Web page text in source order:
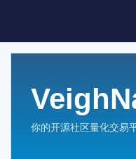
你的开源社区量化交易